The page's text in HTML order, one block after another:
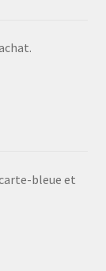
bleue et